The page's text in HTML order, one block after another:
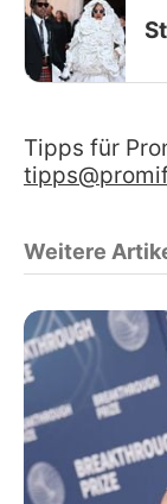
Tipps für
Weitere